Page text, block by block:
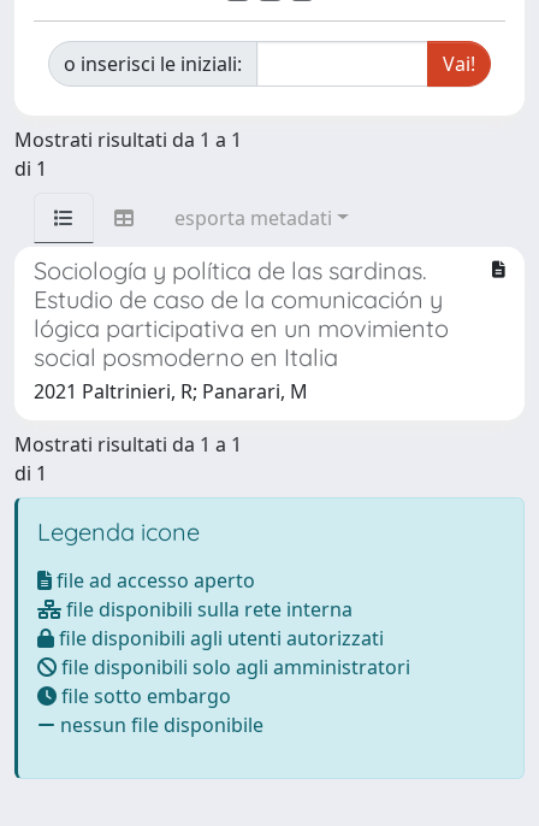
o inserisci le iniziali:
Mostrati risultati da 1 a 1
di 1
esporta metadati
Sociología y política de las sardinas.
Estudio de caso de la comunicación y
lógica participativa en un movimiento
social posmoderno en Italia
2021 Paltrinieri, R; Panarari, M
Mostrati risultati da 1 a 1
di 1
Legenda icone
file ad accesso aperto
file disponibili sulla rete interna
file disponibili agli utenti autorizzati
file disponibili solo agli amministratori
file sotto embargo
nessun file disponibile